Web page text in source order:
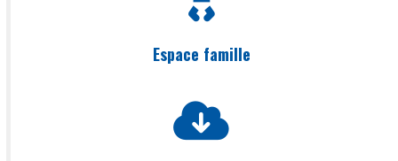
Espace famille